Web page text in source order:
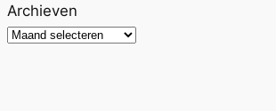
Archieven